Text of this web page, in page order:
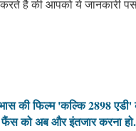
है की आपको ये जानकारी
की फिल्म 'कल्कि 2898 एडी'
को अब और इंतजार करना